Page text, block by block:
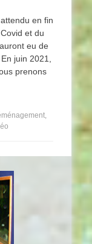
en fin
et du
eu de
juin 2021,
prenons
,